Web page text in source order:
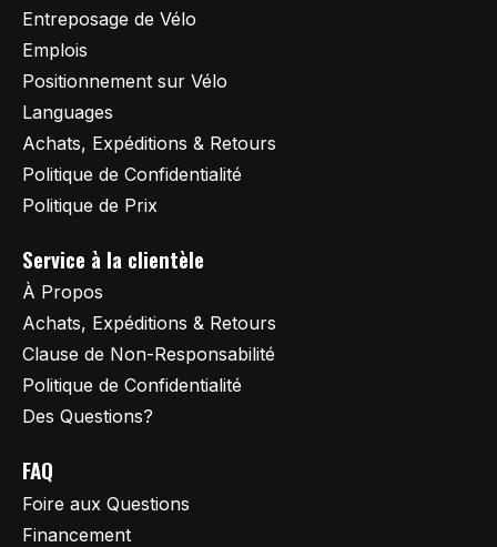
Entreposage de Vélo
Emplois
Positionnement sur Vélo
Languages
Achats, Expéditions & Retours
Politique de Confidentialité
Politique de Prix
Service à la clientèle
À Propos
Achats, Expéditions & Retours
Clause de Non-Responsabilité
Politique de Confidentialité
Des Questions?
FAQ
Foire aux Questions
Financement